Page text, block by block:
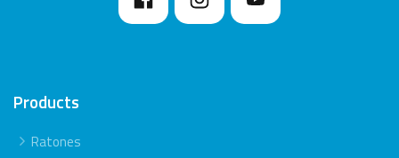
Products
Ratones